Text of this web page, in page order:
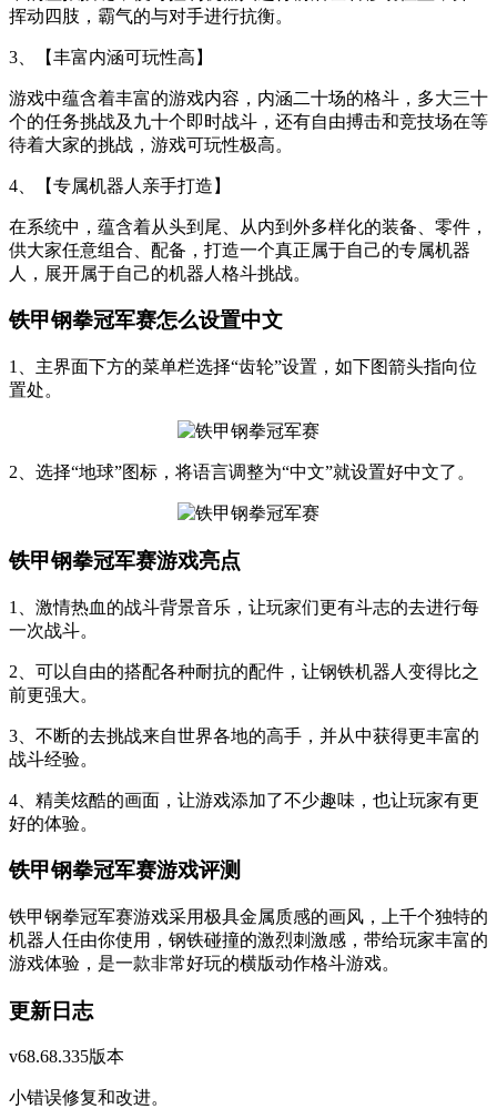
挥动四肢，霸气的与对手进行抗衡。
3、【丰富内涵可玩性高】
游戏中蕴含着丰富的游戏内容，内涵二十场的格斗，多大三十
个的任务挑战及九十个即时战斗，还有自由搏击和竞技场在等
待着大家的挑战，游戏可玩性极高。
4、【专属机器人亲手打造】
在系统中，蕴含着从头到尾、从内到外多样化的装备、零件，
供大家任意组合、配备，打造一个真正属于自己的专属机器
人，展开属于自己的机器人格斗挑战。
铁甲钢拳冠军赛怎么设置中文
1、主界面下方的菜单栏选择“齿轮”设置，如下图箭头指向位
置处。
2、选择“地球”图标，将语言调整为“中文”就设置好中文了。
铁甲钢拳冠军赛游戏亮点
1、激情热血的战斗背景音乐，让玩家们更有斗志的去进行每
一次战斗。
2、可以自由的搭配各种耐抗的配件，让钢铁机器人变得比之
前更强大。
3、不断的去挑战来自世界各地的高手，并从中获得更丰富的
战斗经验。
4、精美炫酷的画面，让游戏添加了不少趣味，也让玩家有更
好的体验。
铁甲钢拳冠军赛游戏评测
铁甲钢拳冠军赛游戏采用极具金属质感的画风，上千个独特的
机器人任由你使用，钢铁碰撞的激烈刺激感，带给玩家丰富的
游戏体验，是一款非常好玩的横版动作格斗游戏。
更新日志
v68.68.335版本
小错误修复和改进。